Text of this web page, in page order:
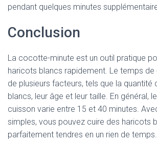
pendant quelques minutes
Conclusion
La cocotte-minute est un outil pratique
haricots blancs rapidement. Le temps de
de plusieurs facteurs, tels que la quantité
blancs, leur âge et leur taille. En général,
cuisson varie entre 15 et 40 minutes.
simples, vous pouvez cuire des haricots
parfaitement tendres en un rien de temps.